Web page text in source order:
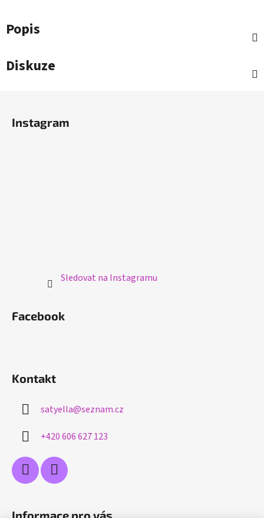
Popis
Diskuze
Instagram
Sledovat na Instagramu
Facebook
Kontakt
satyella@seznam.cz
+420 606 627 123
Informace pro vás